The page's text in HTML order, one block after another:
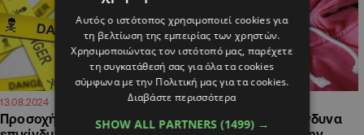
13.08.2024
Προσοχή: Αποσύρονται
12.08.2024
Αποσύρθηκαν επίκινδυνα
Αυτός ο ιστότοπος χρησιμοποιεί cookies για
τη βελτίωση της εμπειρίας των χρηστών.
Χρησιμοποιώντας τον ιστότοπό μας, παρέχετε
τη συγκατάθεσή σας για όλα τα cookies
σύμφωνα με την Πολιτική μας για τα cookies.
Διαβάστε περισσότερα
SHOW ALL PARTNERS (1499) →